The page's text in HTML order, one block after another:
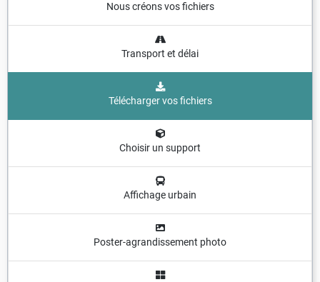
Nous créons vos fichiers
Transport et délai
Télécharger vos fichiers
Choisir un support
Affichage urbain
Poster-agrandissement photo